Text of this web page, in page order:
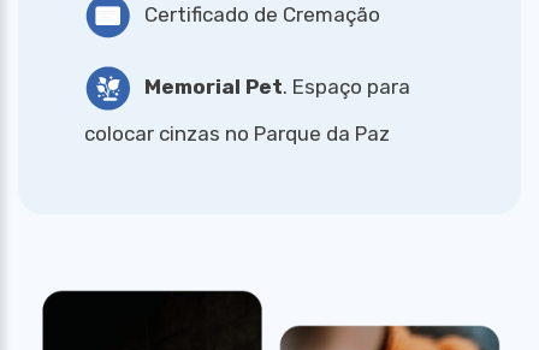
Certificado de Cremação
Memorial Pet. Espaço para
colocar cinzas no Parque da Paz